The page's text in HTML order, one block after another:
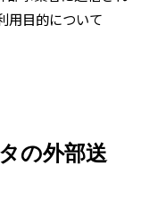
用目的について